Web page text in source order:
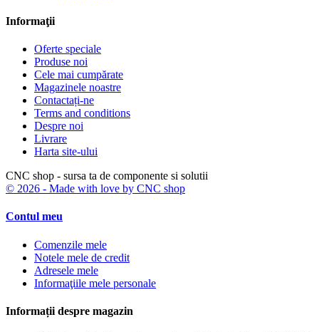
Informaţii
Oferte speciale
Produse noi
Cele mai cumpărate
Magazinele noastre
Contactați-ne
Terms and conditions
Despre noi
Livrare
Harta site-ului
CNC shop - sursa ta de componente si solutii
© 2026 - Made with love by CNC shop
Contul meu
Comenzile mele
Notele mele de credit
Adresele mele
Informaţiile mele personale
Informații despre magazin